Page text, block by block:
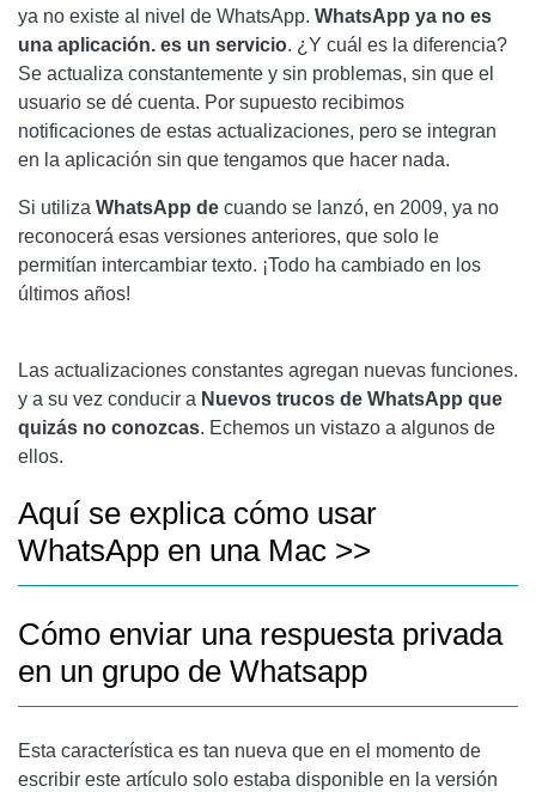
ya no existe al nivel de WhatsApp. WhatsApp ya no es
una aplicación. es un servicio. ¿Y cuál es la diferencia?
Se actualiza constantemente y sin problemas, sin que el
usuario se dé cuenta. Por supuesto recibimos
notificaciones de estas actualizaciones, pero se integran
en la aplicación sin que tengamos que hacer nada.
Si utiliza WhatsApp de cuando se lanzó, en 2009, ya no
reconocerá esas versiones anteriores, que solo le
permitían intercambiar texto. ¡Todo ha cambiado en los
últimos años!
Las actualizaciones constantes agregan nuevas funciones.
y a su vez conducir a Nuevos trucos de WhatsApp que
quizás no conozcas. Echemos un vistazo a algunos de
ellos.
Aquí se explica cómo usar
WhatsApp en una Mac >>
Cómo enviar una respuesta privada
en un grupo de Whatsapp
Esta característica es tan nueva que en el momento de
escribir este artículo solo estaba disponible en la versión